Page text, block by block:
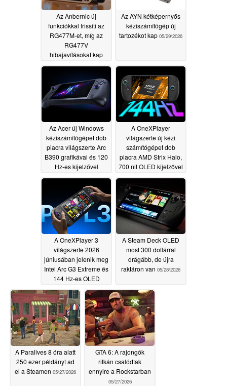
Az Anbernic új
funkciókkal frissíti az
RG477M-et, míg az
RG477V
hibajavításokat kap
05/30/2026
Az AYN kétképernyős
kéziszámítógép új
tartozékot kap 05/29/2026
Az Acer új Windows
kéziszámítógépet dob
piacra világszerte Arc
B390 grafikával és 120
Hz-es kijelzővel
05/28/2026
A OneXPlayer
világszerte új kézi
számítógépet dob
piacra AMD Strix Halo,
700 nit OLED kijelzővel
05/28/2026
A OneXPlayer 3
világszerte 2026
júniusában jelenik meg
Intel Arc G3 Extreme és
144 Hz-es OLED
05/28/2026
A Steam Deck OLED
most 300 dollárral
drágább, de újra
raktáron van 05/28/2026
A Paralives 8 óra alatt
250 ezer példányt ad
el a Steamen 05/27/2026
GTA 6: A rajongók
ritkán csalódtak
ennyire a Rockstarban
05/27/2026